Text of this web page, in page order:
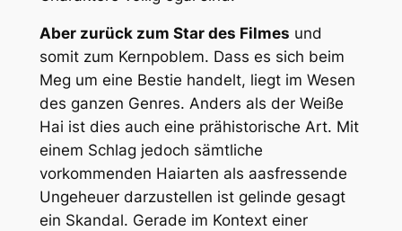
Aber zurück zum Star des Filmes und
somit zum Kernpoblem. Dass es sich beim
Meg um eine Bestie handelt, liegt im Wesen
des ganzen Genres. Anders als der Weiße
Hai ist dies auch eine prähistorische Art. Mit
einem Schlag jedoch sämtliche
vorkommenden Haiarten als aasfressende
Ungeheuer darzustellen ist gelinde gesagt
ein Skandal. Gerade im Kontext einer